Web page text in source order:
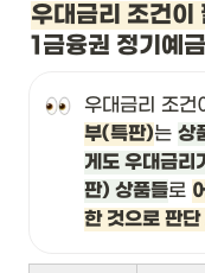
우대금리 조건이
1금융권 정기예
우대금리 조건
부(특판)는 상
게도 우대금리
판) 상품들로
한 것으로 판